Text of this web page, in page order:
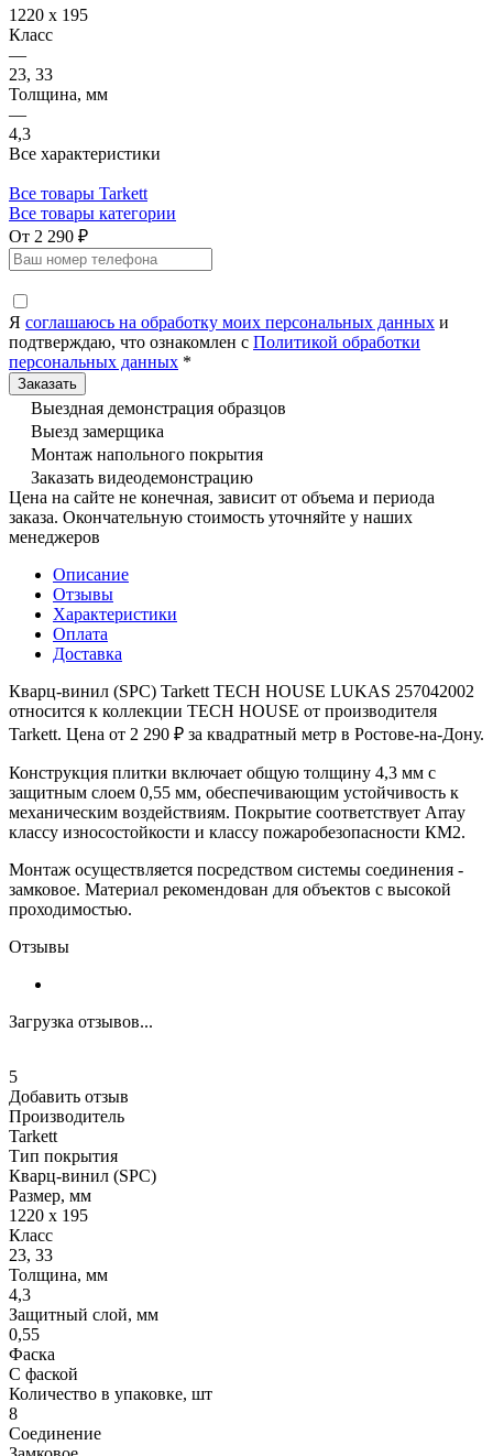
1220 x 195
Класс
—
23, 33
Толщина, мм
—
4,3
Все характеристики
Все товары Tarkett
Все товары категории
От 2 290 ₽
Я соглашаюсь на обработку моих персональных данных и
подтверждаю, что ознакомлен с Политикой обработки
персональных данных *
Выездная демонстрация образцов
Выезд замерщика
Монтаж напольного покрытия
Заказать видеодемонстрацию
Цена на сайте не конечная, зависит от объема и периода
заказа. Окончательную стоимость уточняйте у наших
менеджеров
Описание
Отзывы
Характеристики
Оплата
Доставка
Кварц-винил (SPC) Tarkett TECH HOUSE LUKAS 257042002
относится к коллекции TECH HOUSE от производителя
Tarkett. Цена от 2 290 ₽ за квадратный метр в Ростове-на-Дону.
Конструкция плитки включает общую толщину 4,3 мм с
защитным слоем 0,55 мм, обеспечивающим устойчивость к
механическим воздействиям. Покрытие соответствует Array
классу износостойкости и классу пожаробезопасности КМ2.
Монтаж осуществляется посредством системы соединения -
замковое. Материал рекомендован для объектов с высокой
проходимостью.
Отзывы
Загрузка отзывов...
5
Добавить отзыв
Производитель
Tarkett
Тип покрытия
Кварц-винил (SPC)
Размер, мм
1220 x 195
Класс
23, 33
Толщина, мм
4,3
Защитный слой, мм
0,55
Фаска
С фаской
Количество в упаковке, шт
8
Соединение